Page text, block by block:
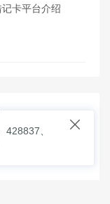
卡平台介绍

、